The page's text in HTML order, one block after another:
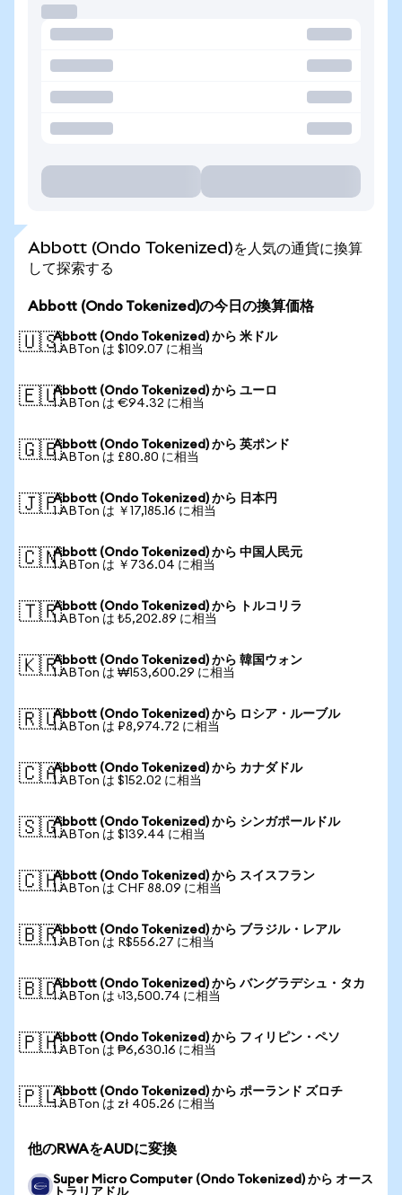
Abbott (Ondo Tokenized)を人気の通貨に換算
して探索する
Abbott (Ondo Tokenized)の今日の換算価格
🇺🇸Abbott (Ondo Tokenized) から 米ドル
1 ABTon は $109.07 に相当
🇪🇺Abbott (Ondo Tokenized) から ユーロ
1 ABTon は €94.32 に相当
🇬🇧Abbott (Ondo Tokenized) から 英ポンド
1 ABTon は £80.80 に相当
🇯🇵Abbott (Ondo Tokenized) から 日本円
1 ABTon は ￥17,185.16 に相当
🇨🇳Abbott (Ondo Tokenized) から 中国人民元
1 ABTon は ￥736.04 に相当
🇹🇷Abbott (Ondo Tokenized) から トルコリラ
1 ABTon は ₺5,202.89 に相当
🇰🇷Abbott (Ondo Tokenized) から 韓国ウォン
1 ABTon は ₩153,600.29 に相当
🇷🇺Abbott (Ondo Tokenized) から ロシア・ルーブル
1 ABTon は ₽8,974.72 に相当
🇨🇦Abbott (Ondo Tokenized) から カナダドル
1 ABTon は $152.02 に相当
🇸🇬Abbott (Ondo Tokenized) から シンガポールドル
1 ABTon は $139.44 に相当
🇨🇭Abbott (Ondo Tokenized) から スイスフラン
1 ABTon は CHF 88.09 に相当
🇧🇷Abbott (Ondo Tokenized) から ブラジル・レアル
1 ABTon は R$556.27 に相当
🇧🇩Abbott (Ondo Tokenized) から バングラデシュ・タカ
1 ABTon は ৳13,500.74 に相当
🇵🇭Abbott (Ondo Tokenized) から フィリピン・ペソ
1 ABTon は ₱6,630.16 に相当
🇵🇱Abbott (Ondo Tokenized) から ポーランド ズロチ
1 ABTon は zł 405.26 に相当
他のRWAをAUDに変換
Super Micro Computer (Ondo Tokenized) から オース
トラリアドル